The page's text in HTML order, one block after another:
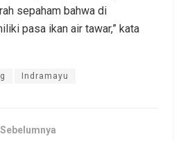
sepaham bahwa di
pasa ikan air tawar,” kata
Indramayu
Sebelumnya